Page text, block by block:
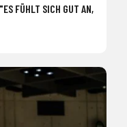
FÜHLT SICH GUT AN,